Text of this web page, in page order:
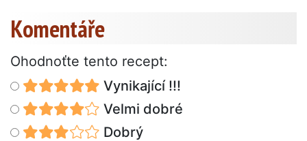
Komentáře
Ohodnoťte tento recept:
Vynikající !!!
Velmi dobré
Dobrý